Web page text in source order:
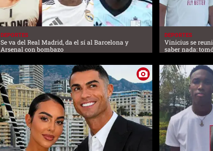
DEPORTES
Se va del Real Madrid, da el sí al Barcelona y
Arsenal con bombazo
DEPORTES
Vinicius se
saber nada: